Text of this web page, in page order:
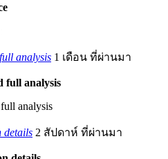
analysis 1 เดือน ที่ผ่านมา
full analysis
analysis
details 2 สัปดาห์ ที่ผ่านมา